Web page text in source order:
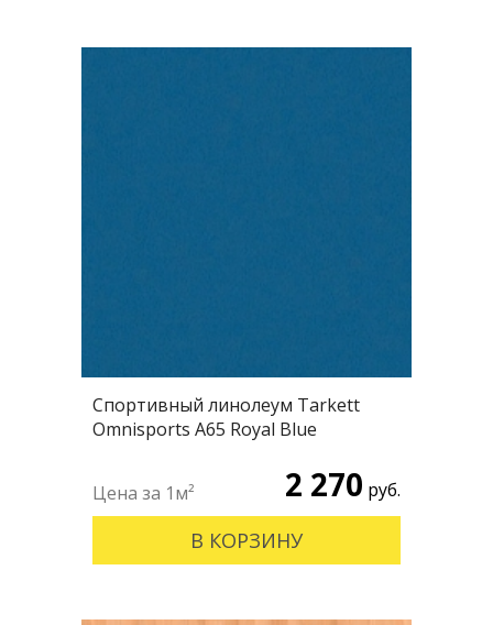
Спортивный линолеум Tarkett
Omnisports А65 Royal Blue
2 270 руб.
В КОРЗИНУ